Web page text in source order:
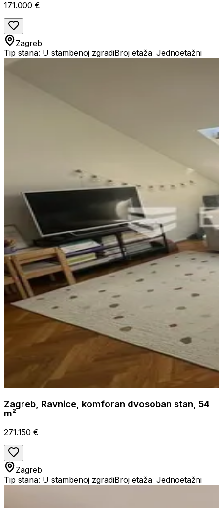
171.000 €
Zagreb
Tip stana: U stambenoj zgradiBroj etaža: Jednoetažni
Zagreb, Ravnice, komforan dvosoban stan, 54
m²
271.150 €
Zagreb
Tip stana: U stambenoj zgradiBroj etaža: Jednoetažni